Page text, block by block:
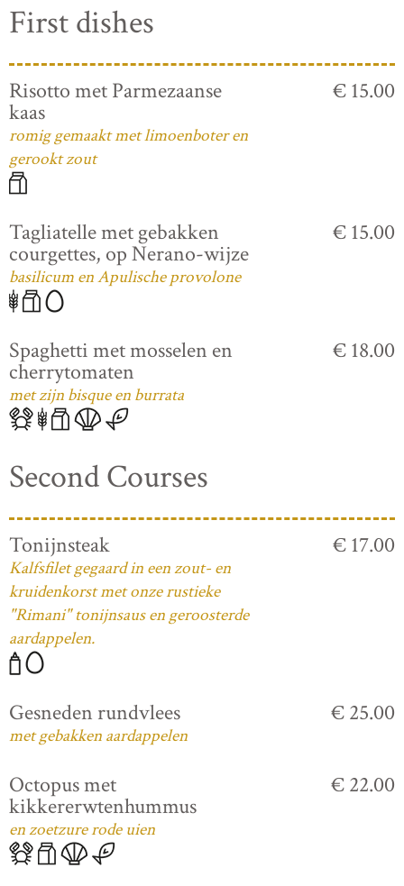
First dishes
Risotto met Parmezaanse
kaas
romig gemaakt met limoenboter en
gerookt zout
€ 15.00
Tagliatelle met gebakken
courgettes, op Nerano-wijze
basilicum en Apulische provolone
€ 15.00
Spaghetti met mosselen en
cherrytomaten
met zijn bisque en burrata
€ 18.00
Second Courses
Tonijnsteak
Kalfsfilet gegaard in een zout- en
kruidenkorst met onze rustieke
"Rimani" tonijnsaus en geroosterde
aardappelen.
€ 17.00
Gesneden rundvlees
met gebakken aardappelen
€ 25.00
Octopus met
kikkererwtenhummus
en zoetzure rode uien
€ 22.00